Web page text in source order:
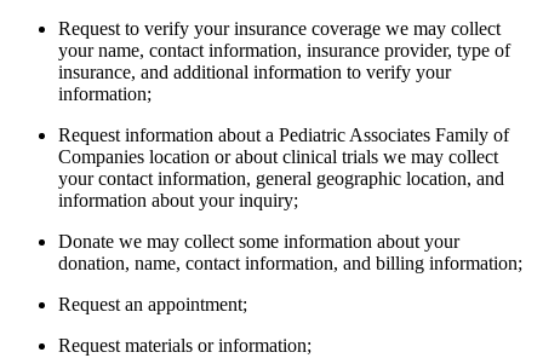
Request to verify your insurance coverage we may collect
your name, contact information, insurance provider, type of
insurance, and additional information to verify your
information;
Request information about a Pediatric Associates Family of
Companies location or about clinical trials we may collect
your contact information, general geographic location, and
information about your inquiry;
Donate we may collect some information about your
donation, name, contact information, and billing information;
Request an appointment;
Request materials or information;